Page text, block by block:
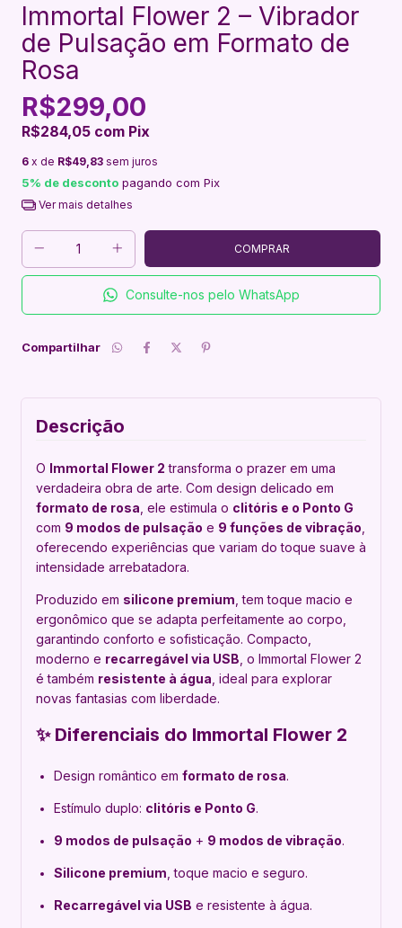
Immortal Flower 2 – Vibrador
de Pulsação em Formato de
Rosa
R$299,00
R$284,05 com Pix
6 x de R$49,83 sem juros
5% de desconto pagando com Pix
Ver mais detalhes
Consulte-nos pelo WhatsApp
Compartilhar
Descrição
O Immortal Flower 2 transforma o prazer em uma
verdadeira obra de arte. Com design delicado em
formato de rosa , ele estimula o clitóris e o Ponto G
com 9 modos de pulsação e 9 funções de vibração
oferecendo experiências que variam do toque suave à
intensidade arrebatadora.
Produzido em silicone premium , tem toque macio e
ergonômico que se adapta perfeitamente ao corpo,
garantindo conforto e sofisticação. Compacto,
moderno e recarregável via USB , o Immortal Flower 2
é também resistente à água , ideal para explorar
novas fantasias com liberdade.
✨ Diferenciais do Immortal Flower 2
Design romântico em formato de rosa.
Estímulo duplo: clitóris e Ponto G.
9 modos de pulsação + 9 modos de vibração.
Silicone premium , toque macio e seguro.
Recarregável via USB e resistente à água.